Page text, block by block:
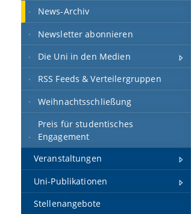
News-Archiv
Newsletter abonnieren
Die Uni in den Medien
RSS Feeds & Verteilergruppen
Weihnachtsschließung
Preis für studentisches
Engagement
Veranstaltungen
Uni-Publikationen
Stellenangebote